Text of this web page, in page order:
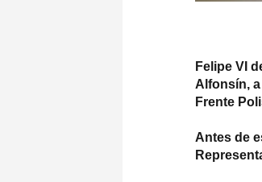
Felipe VI
Alfonsín,
Frente
Antes de